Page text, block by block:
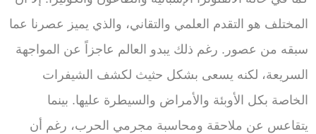
المختلف هو التقدم العلمي والتقاني، والذي يميز عصرنا عما
سبقه من عصور. رغم ذلك يبدو العالم عاجزاً عن المواجهة
السريعة، لكنه يسعى بشكل حثيث لكشف الشيفرات
الخاصة بكل الأوبئة والأمراض والسيطرة عليها. بينما
يتقاعس عن ملاحقة ومحاسبة مجرمي الحرب، رغم أن